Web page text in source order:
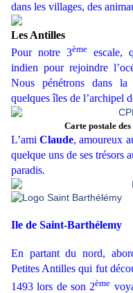
dans les villages, des
Les Antilles
Pour notre 3ème escale,
indien pour rejoindre
Nous pénétrons dans
quelques îles de l’archipel
Carte postale
L’amiClaude, amoureux
quelque uns de ses trésors
paradis.
Ile de Saint-Barthélemy
En partant du nord,
Petites Antilles qui fut
1493 lors de son 2ème